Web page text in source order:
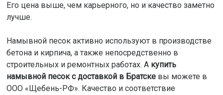
Его цена выше, чем карьерного, но и качество заметно
лучше.
Намывной песок активно используют в производстве
бетона и кирпича, а также непосредственно в
строительных и ремонтных работах. А купить
намывной песок с доставкой в Братскевы можете в
ООО «Щебень-РФ». Качество и соответствие